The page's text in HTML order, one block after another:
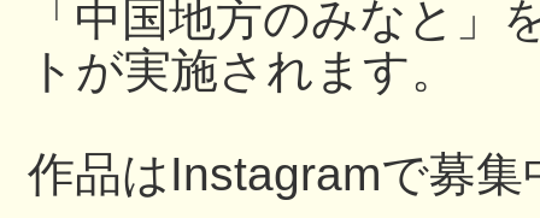
「中国地方のみなと
トが実施されます。
作品はInstagramで募集